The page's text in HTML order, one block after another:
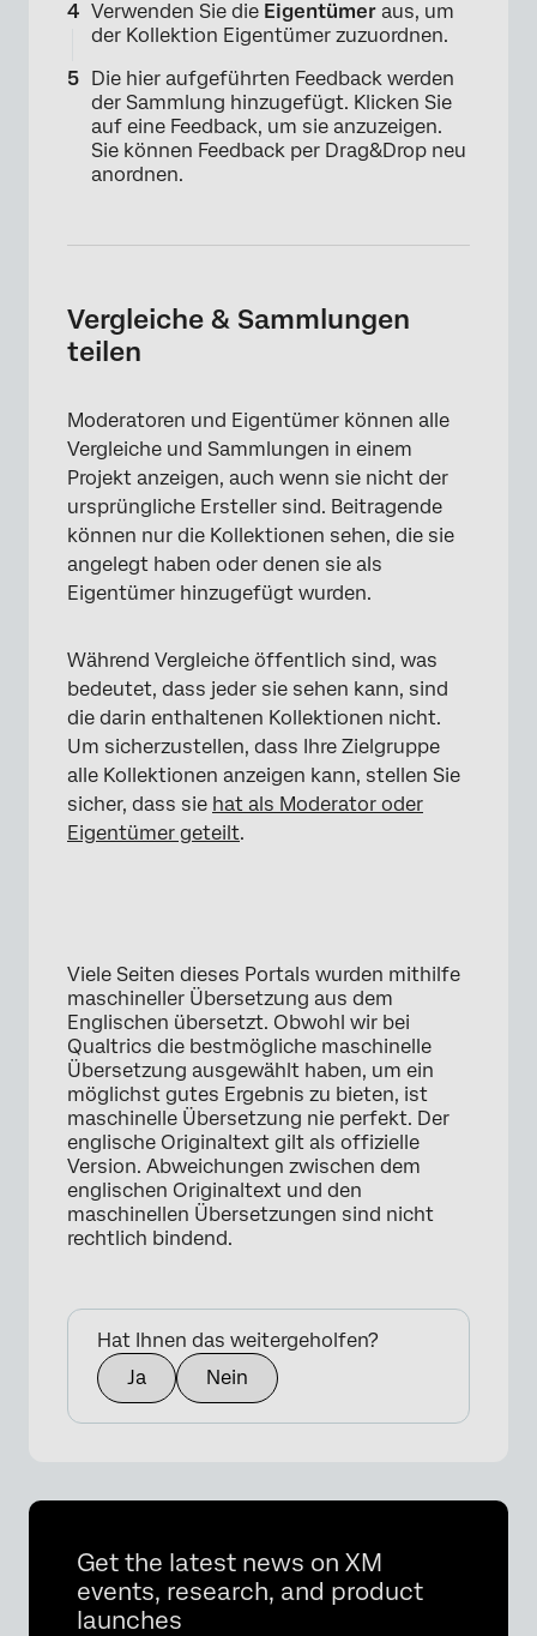
×
Verwenden Sie die Eigentümer aus, um
der Kollektion Eigentümer zuzuordnen.
Die hier aufgeführten Feedback werden
der Sammlung hinzugefügt. Klicken Sie
auf eine Feedback, um sie anzuzeigen.
Sie können Feedback per Drag&Drop neu
anordnen.
Vergleiche & Sammlungen
teilen
Moderatoren und Eigentümer können alle
Vergleiche und Sammlungen in einem
Projekt anzeigen, auch wenn sie nicht der
ursprüngliche Ersteller sind. Beitragende
können nur die Kollektionen sehen, die sie
angelegt haben oder denen sie als
Eigentümer hinzugefügt wurden.
Während Vergleiche öffentlich sind, was
bedeutet, dass jeder sie sehen kann, sind
die darin enthaltenen Kollektionen nicht.
Um sicherzustellen, dass Ihre Zielgruppe
alle Kollektionen anzeigen kann, stellen Sie
sicher, dass sie hat als Moderator oder
Eigentümer geteilt.
Viele Seiten dieses Portals wurden mithilfe
maschineller Übersetzung aus dem
Englischen übersetzt. Obwohl wir bei
Qualtrics die bestmögliche maschinelle
Übersetzung ausgewählt haben, um ein
möglichst gutes Ergebnis zu bieten, ist
maschinelle Übersetzung nie perfekt. Der
englische Originaltext gilt als offizielle
Version. Abweichungen zwischen dem
englischen Originaltext und den
maschinellen Übersetzungen sind nicht
rechtlich bindend.
Hat Ihnen das weitergeholfen?
Ja
Nein
Get the latest news on XM
events, research, and product
launches